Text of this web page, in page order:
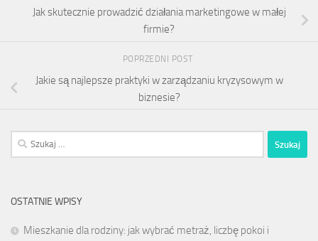
Jak skutecznie prowadzić działania marketingowe w małej
firmie?
POPRZEDNI POST
Jakie są najlepsze praktyki w zarządzaniu kryzysowym w
biznesie?
Szukaj:
OSTATNIE WPISY
Mieszkanie dla rodziny: jak wybrać metraż, liczbę pokoi i